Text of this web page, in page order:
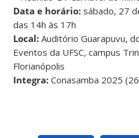
Data e horário: sábado, 27
das 14h às 17h
Local: Auditório Guarapuvu,
Eventos da UFSC, campus
Florianópolis
Integra: Conasamba 2025